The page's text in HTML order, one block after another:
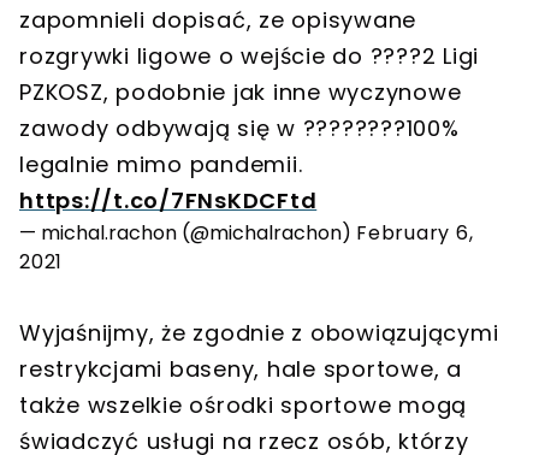
zapomnieli dopisać, ze opisywane
rozgrywki ligowe o wejście do ????2 Ligi
PZKOSZ, podobnie jak inne wyczynowe
zawody odbywają się w ????????100%
legalnie mimo pandemii.
https://t.co/7FNsKDCFtd
— michal.rachon (@michalrachon) February 6,
2021
Wyjaśnijmy, że zgodnie z obowiązującymi
restrykcjami baseny, hale sportowe, a
także wszelkie ośrodki sportowe mogą
świadczyć usługi na rzecz osób, którzy